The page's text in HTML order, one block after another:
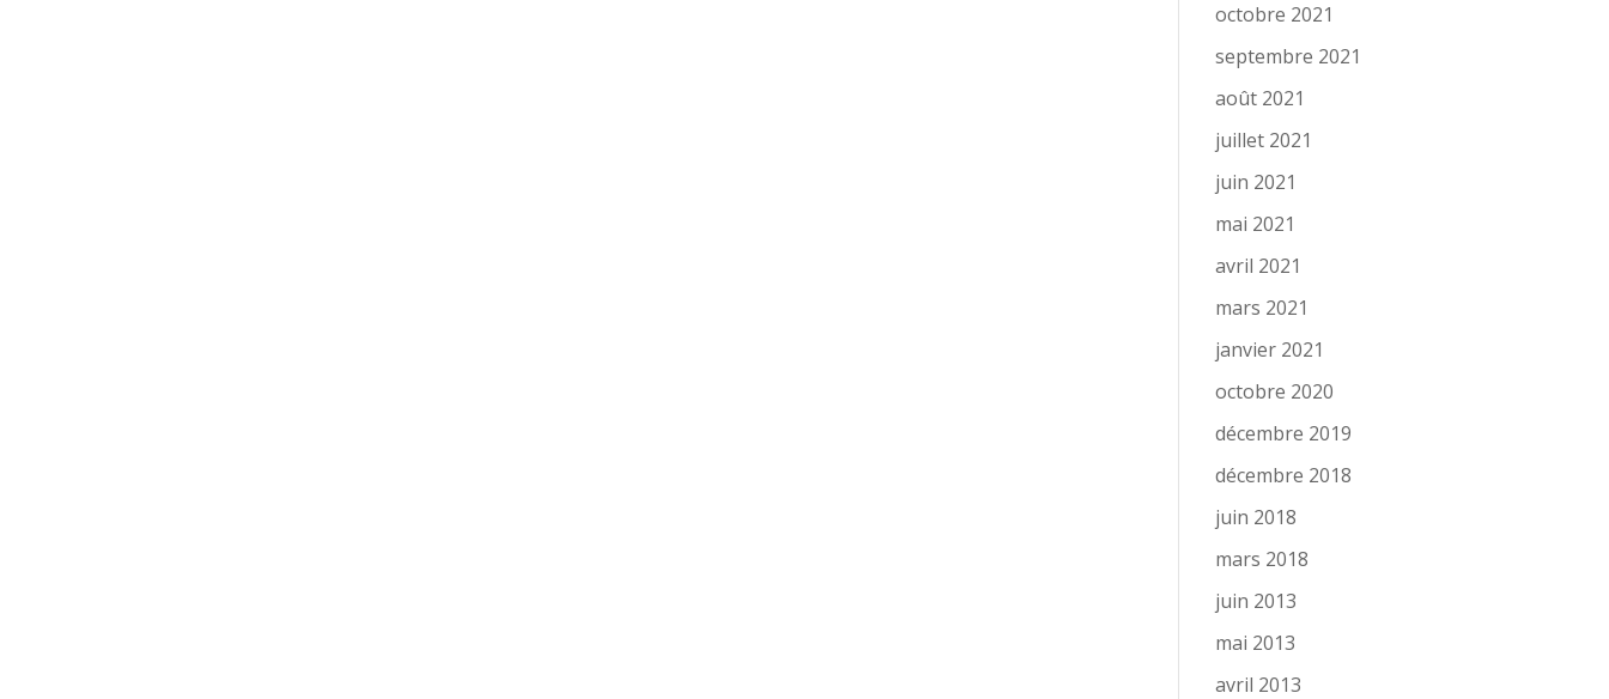
octobre 2021
septembre 2021
août 2021
juillet 2021
juin 2021
mai 2021
avril 2021
mars 2021
janvier 2021
octobre 2020
décembre 2019
décembre 2018
juin 2018
mars 2018
juin 2013
mai 2013
avril 2013